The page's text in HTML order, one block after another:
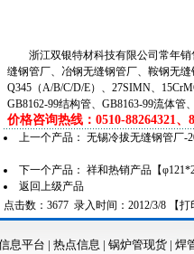
浙江双银特材科技有限公司常年销
缝钢管厂、冶钢无缝钢管厂、鞍钢无
Q345（A/B/C/D/E）、27SIMN、
GB8162-99结构管、GB8163-99流体
价格咨询热线：0510-88264321、
上一个产品： 无锡冷拔无缝钢管厂-
下一个产品： 祥和热销产品【
返回上级产品
点击数：3677 录入时间：2012/3/8 【打
息平台 | 热点信息 | 锅炉管现货 | 焊